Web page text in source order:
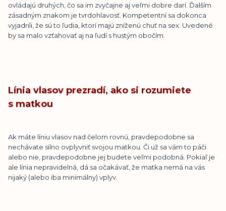
ovládajú druhých, čo sa im zvyčajne aj veľmi dobre darí. Ďalším
zásadným znakom je tvrdohlavosť. Kompetentní sa dokonca
vyjadrili, že sú to ľudia, ktorí majú zníženú chuť na sex. Uvedené
by sa malo vzťahovať aj na ľudí s hustým obočím.
Línia vlasov prezradí, ako si rozumiete
s matkou
Ak máte líniu vlasov nad čelom rovnú, pravdepodobne sa
nechávate silno ovplyvniť svojou matkou. Či už sa vám to páči
alebo nie, pravdepodobne jej budete veľmi podobná. Pokiaľ je
ale línia nepravidelná, dá sa očakávať, že matka nemá na vás
nijaký (alebo iba minimálny) vplyv.